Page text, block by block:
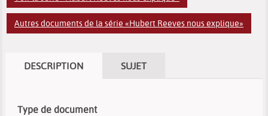
Autres documents de la série «Hubert Reeves nous explique»
DESCRIPTION SUJET
Type de document